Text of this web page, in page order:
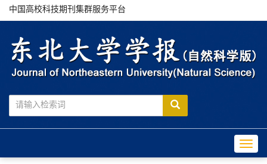
中国高校科技期刊集群服务平台